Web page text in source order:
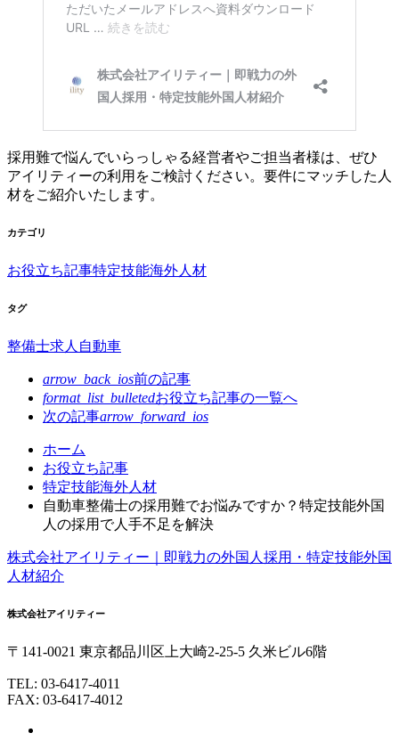
採用難で悩んでいらっしゃる経営者やご担当者様は、ぜひ
アイリティーの利用をご検討ください。要件にマッチした人
材をご紹介いたします。
カテゴリ
お役立ち記事特定技能海外人材
タグ
整備士求人 自動車
arrow_back_ios前の記事
format_list_bulletedお役立ち記事の一覧へ
次の記事arrow_forward_ios
文
の
頭
戻
へ
戻
ホーム
お役立ち記事
特定技能海外人材
自動車整備士の採用難でお悩みですか？特定技能外国
人の採用で人手不足を解決
株式会社アイリティー｜即戦力の外国人採用・特定技能外国
人材紹介
株式会社アイリティー
〒141-0021 東京都品川区 上大崎2-25-5 久米ビル6階
TEL: 03-6417-4011
FAX: 03-6417-4012